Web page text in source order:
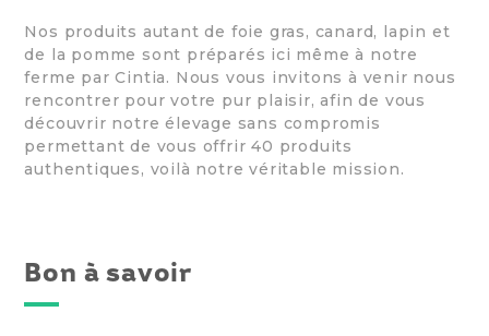
Nos produits autant de foie gras, canard, lapin et
de la pomme sont préparés ici même à notre
ferme par Cintia. Nous vous invitons à venir nous
rencontrer pour votre pur plaisir, afin de vous
découvrir notre élevage sans compromis
permettant de vous offrir 40 produits
authentiques, voilà notre véritable mission.
Bon à savoir